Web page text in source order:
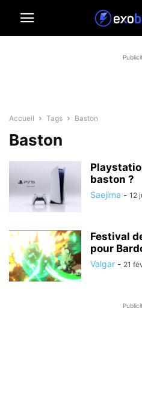
Accueil Tags Baston
Baston
baston ?
Saejima - 12
Festival
pour
Valgar - 21